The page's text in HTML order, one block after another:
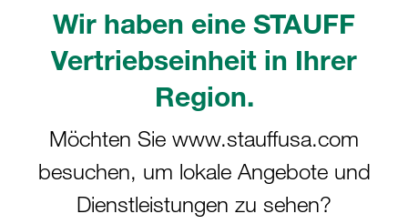
Wir haben eine STAUFF
Vertriebseinheit in Ihrer
Region.
Möchten Sie www.stauffusa.com
besuchen, um lokale Angebote und
Dienstleistungen zu sehen?
Bitte beachten Sie: Das Bild dient nur zur Veranschaulichung und kann vom
Mehr anzeigen
Schellenkörper Gr. 3 Ø14mm Leichte
Baureihe Polypropylen gerippt gerippt